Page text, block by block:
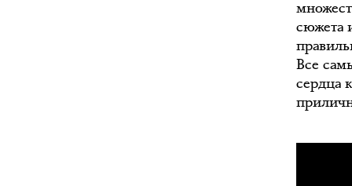
сюжета
Все
сердца